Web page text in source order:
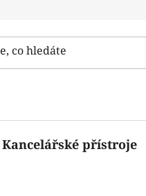
Kancelářské přístroje